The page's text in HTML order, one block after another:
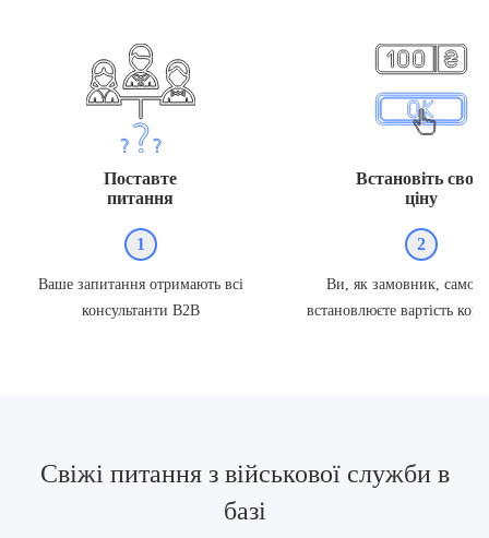
Поставте
питання
1
Ваше запитання отримають всі
консультанти В2В
Встановіть свою
ціну
2
Ви, як замовник,
встановлюєте вартість
Свіжі питання з військової служби в
базі